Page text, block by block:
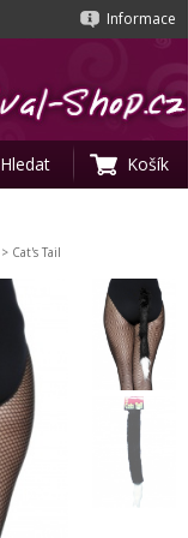
Informace
Hledat Košík
> Cat's Tail